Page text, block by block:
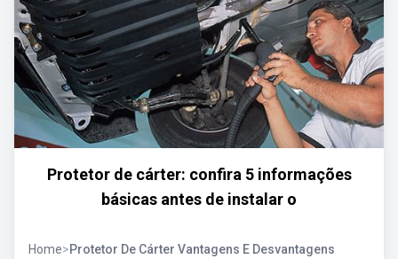
Protetor de cárter: confira 5 informações
básicas antes de instalar o
Home>Protetor De Cárter Vantagens E Desvantagens